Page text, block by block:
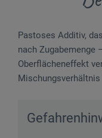
Pastoses Additiv,
nach Zugabemenge
Oberflächeneffekt